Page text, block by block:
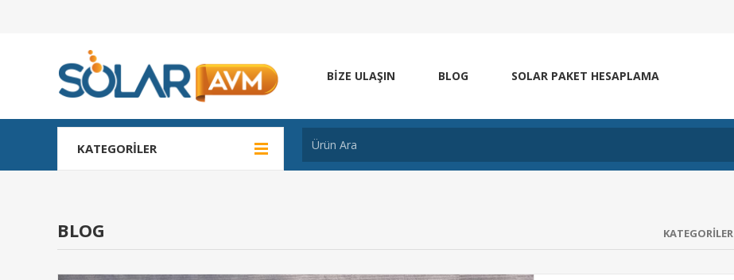
BIZE ULAŞIN BLOG SOLAR PAKET HESAPLAMA
KATEGORILER
BLOG KATEGORILER